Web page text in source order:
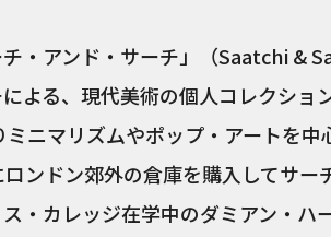
・アンド・サーチ」（Saatchi &
よる、現代美術の個人コレクショ
ミニマリズムやポップ・アートを
ンドン郊外の倉庫を購入してサー
・カレッジ在学中のダミアン・ハ